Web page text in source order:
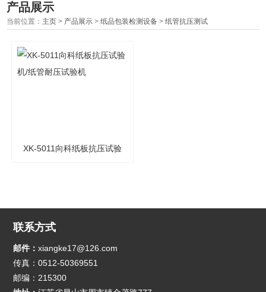
产品展示
当前位置： 主页 > 产品展示 >纸品包装检测设备 >纸管抗压测试
XK-5011向科纸板抗压试验
联系方式
邮件：xiangke17@126.com
传真：0512-50369551
邮编：215300